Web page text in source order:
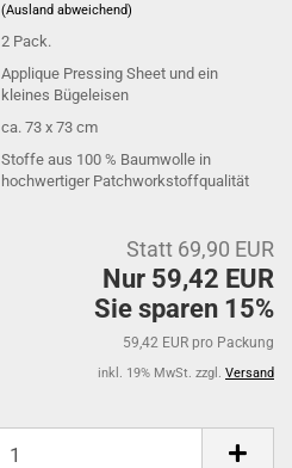
(Ausland abweichend)
2 Pack.
Applique Pressing Sheet und ein
kleines Bügeleisen
ca. 73 x 73 cm
Stoffe aus 100 % Baumwolle in
hochwertiger Patchworkstoffqualität
Statt 69,90 EUR
Nur 59,42 EUR
Sie sparen 15%
59,42 EUR pro Packung
inkl. 19% MwSt. zzgl. Versand